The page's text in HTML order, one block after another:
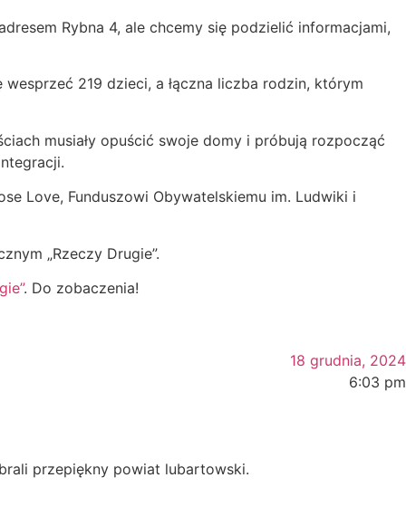
Rybna 4, ale chcemy się podzielić informacjami,
219 dzieci, a łączna liczba rodzin, którym
musiały opuścić swoje domy i próbują rozpocząć
Love, Funduszowi Obywatelskiemu im. Ludwiki i
„Rzeczy Drugie”.
. Do zobaczenia!
18 grudnia, 2024
6:03 pm
przepiękny powiat lubartowski.